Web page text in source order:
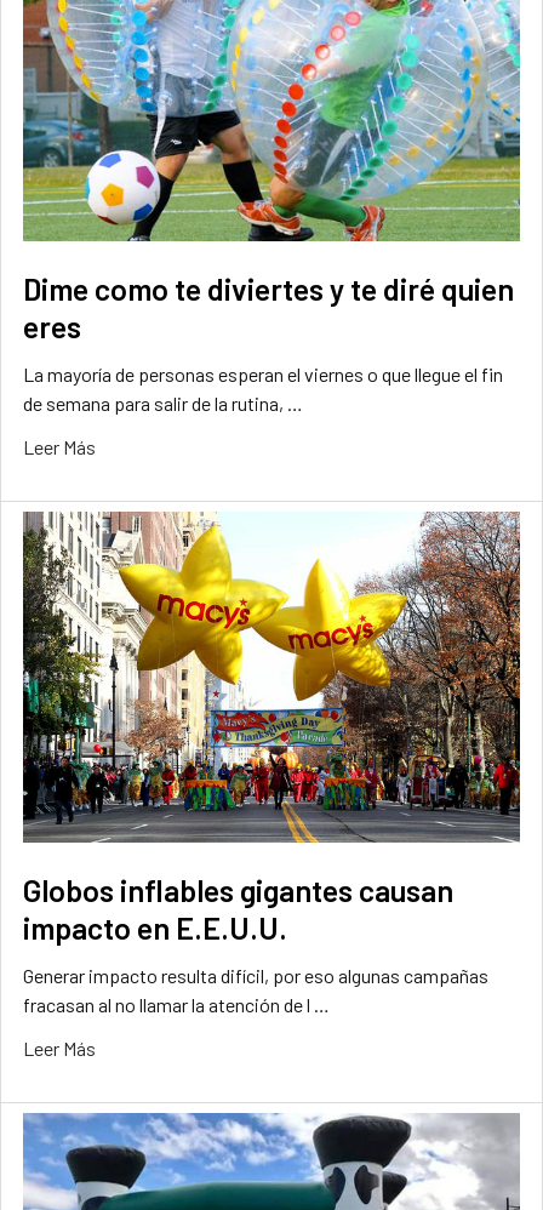
Dime como te diviertes y te diré quien
eres
La mayoría de personas esperan el viernes o que llegue el fin
de semana para salir de la rutina, …
Leer Más
Globos inflables gigantes causan
impacto en E.E.U.U.
Generar impacto resulta difícil, por eso algunas campañas
fracasan al no llamar la atención de l …
Leer Más